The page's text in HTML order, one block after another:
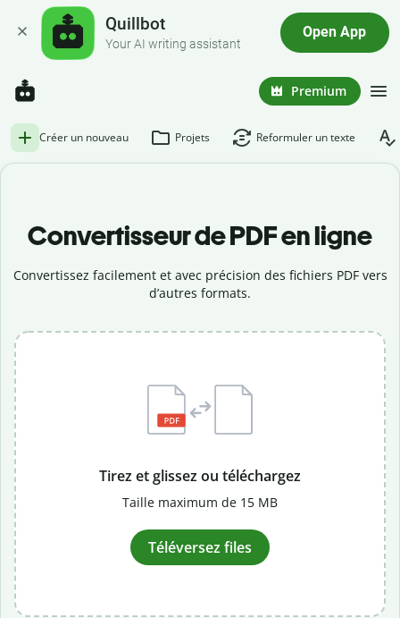
Quillbot
Your AI writing assistant
Open App
Premium
Créer un nouveau Projets Reformuler un texte
Convertisseur de PDF en ligne
Convertissez facilement et avec précision des fichiers PDF vers
d’autres formats.
Tirez et glissez ou téléchargez
Taille maximum de 15 MB
Téléversez files